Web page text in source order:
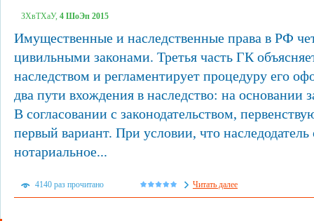
ЗХвТХаУ, 4 ШоЭп 2015
Имущественные и наследственные права в РФ
цивильными законами. Третья часть ГК
наследством и регламентирует процедуру его
два пути вхождения в наследство: на основании
В согласовании с законодательством,
первый вариант. При условии, что наследодатель
нотариальное...
4140 раз прочитано Читать далее